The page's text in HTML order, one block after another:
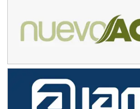
José Samuel Sánchez (Tierra)
Rufino (Santa Fe)
El Timbó (Tucumán)
COBERTURA ESPECIAL DE E-KART.COM.AR
08/09-AGO